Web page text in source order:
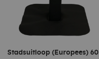
Stadsuitloop (Europees) 60